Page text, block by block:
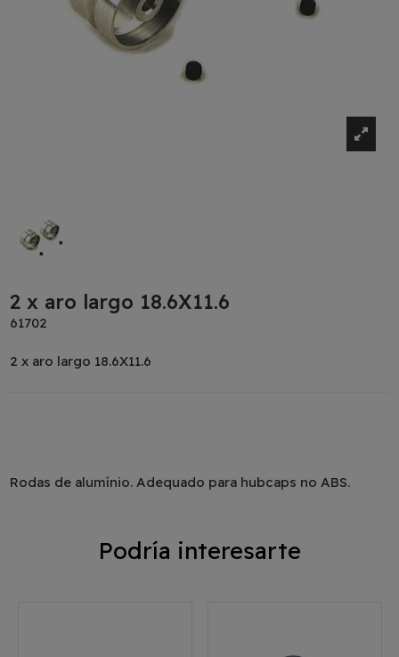
2 x aro largo 18.6X11.6
61702
2 x aro largo 18.6X11.6
Rodas de alumínio. Adequado para hubcaps no ABS.
Podría interesarte